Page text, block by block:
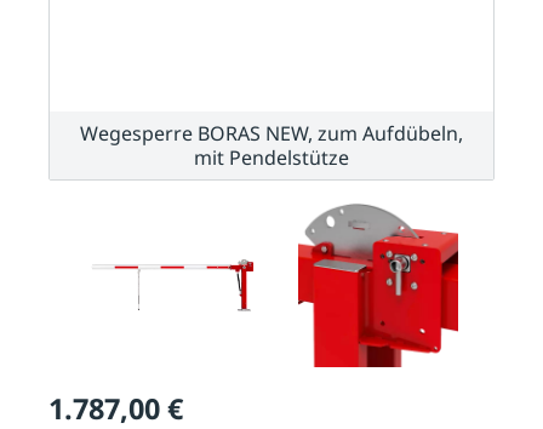
1.787,00 €
Wegesperre BORAS NEW, zum Aufdübeln,
mit Pendelstütze